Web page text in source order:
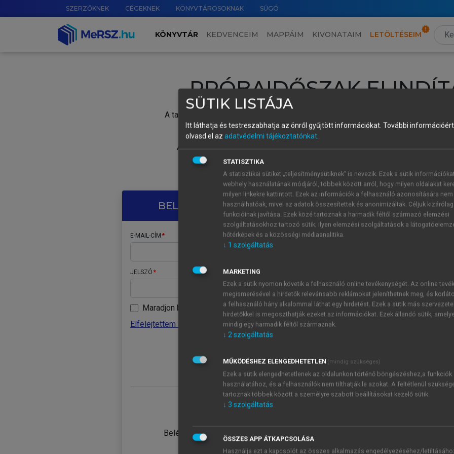
SZERZŐKNEK CÉGEKNEK KÖNYVTÁROSOKNAK SÚGÓ
KÖNYVTÁR KEDVENCEIM MAPPÁIM KIVONATAIM LETÖLTÉSEIM
PRÓBAIDŐSZAK
A tartalom megtekintéséhez lépj be a saját fiókoddal, iskolai azonosítóddal vagy
Új felhasználóként1 óra díjmentes hozzáférésrevagy
A próbaidőszak elindításához,
vagy hozz
A regisztráció után a
BELÉPÉS SAJÁT FIÓKKAL
E-MAIL-CÍM
JELSZÓ
Maradjon belépve
Elfelejtettem a jelszavamat
Belépés intézményi azonosítóval
ÚJ FIÓK
1 óra
JELSZÓ
Kérek értesítést a MeRSZ
Kérek értesítést az
SÜTIK LISTÁJA
Itt láthatja és testreszabhatja az önről gyűjtött információkat. További
olvasd el az adatvédelmi tájékoztatónkat.
STATISZTIKA
A statisztikai sütiket „teljesítménysütiknek” is nevezik. Ezek a sütik
webhely használatának módjáról, többek között arról, hogy milyen oldalakat
milyen linkekre kattintott. Ezek az információk a felhasználó azonosítására nem
használhatóak, mivel az adatok összesítettek és anonimizáltak. Céljuk
funkcióinak javítása. Ezek közé tartoznak a harmadik féltől származó elemzési
szolgáltatásokhoz tartozó sütik; ilyen elemzési szolgáltatások a
hőtérképek és a közösségi médiaanalitika.
↓ 1 szolgáltatás
MARKETING
Ezek a sütik nyomon követik a felhasználó online tevékenységét. Az online
megismerésével a hirdetők relevánsabb reklámokat jeleníthetnek meg, és
a felhasználó hány alkalommal láthat egy hirdetést. Ezek a sütik más
hirdetőkkel is megoszthatják ezeket az információkat. Ezek állandó sütik,
mindig egy harmadik féltől származnak.
↓ 2szolgáltatás
MŰKÖDÉSHEZ ELENGEDHETETLEN (mindig szükséges)
Ezek a sütik elengedhetetlenek az oldalunkon történő böngészéshez,a funkciók
használatához, és a felhasználók nem tilthatják le azokat. A feltétlenül
tartoznak többek között a személyre szabott beállításokat kezelő sütik.
↓ 3 szolgáltatás
ÖSSZES APP ÁTKAPCSOLÁSA
Használja ezt a kapcsolót az összes alkalmazás engedélyezéséhez/